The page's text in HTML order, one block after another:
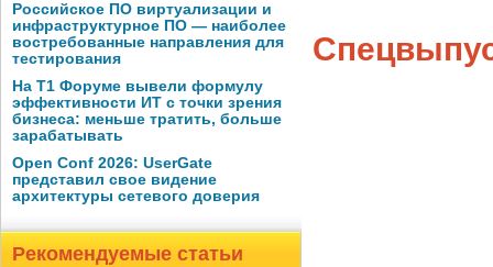
Российское ПО виртуализации и
инфраструктурное ПО — наиболее
востребованные направления для
тестирования
На Т1 Форуме вывели формулу
эффективности ИТ с точки зрения
бизнеса: меньше тратить, больше
зарабатывать
Open Conf 2026: UserGate
представил свое видение
архитектуры сетевого доверия
Рекомендуемые статьи